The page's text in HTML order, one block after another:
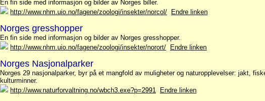
En fin side med informasjon og bilder av Norges biller.
http://www.nhm.uio.no/fagene/zoologi/insekter/norcol/
Endre linken
Norges gresshopper
En fin side med informasjon og bilder av Norges gresshopper.
http://www.nhm.uio.no/fagene/zoologi/insekter/norort/
Endre linken
Norges Nasjonalparker
Norges 29 nasjonalparker, byr på et mangfold av muligheter og naturopplevelser: jakt,
kulturminner.
http://www.naturforvaltning.no/wbch3.exe?p=2991
Endre linken